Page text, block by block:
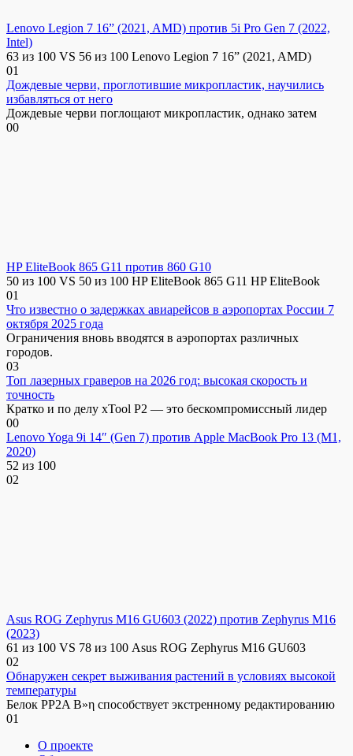
Lenovo Legion 7 16” (2021, AMD) против 5i Pro Gen 7 (2022,
Intel)
63 из 100 VS 56 из 100 Lenovo Legion 7 16” (2021, AMD)
01
Дождевые черви, проглотившие микропластик, научились
избавляться от него
Дождевые черви поглощают микропластик, однако затем
00
HP EliteBook 865 G11 против 860 G10
50 из 100 VS 50 из 100 HP EliteBook 865 G11 HP EliteBook
01
Что известно о задержках авиарейсов в аэропортах России 7
октября 2025 года
Ограничения вновь вводятся в аэропортах различных
городов.
03
Топ лазерных граверов на 2026 год: высокая скорость и
точность
Кратко и по делу xTool P2 — это бескомпромиссный лидер
00
Lenovo Yoga 9i 14″ (Gen 7) против Apple MacBook Pro 13 (M1,
2020)
52 из 100
02
Asus ROG Zephyrus M16 GU603 (2022) против Zephyrus M16
(2023)
61 из 100 VS 78 из 100 Asus ROG Zephyrus M16 GU603
02
Обнаружен секрет выживания растений в условиях высокой
температуры
Белок PP2A B»η способствует экстренному редактированию
01
О проекте